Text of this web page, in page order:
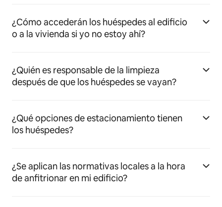
¿Cómo accederán los huéspedes al edificio
o a la vivienda si yo no estoy ahí?
¿Quién es responsable de la limpieza
después de que los huéspedes se vayan?
¿Qué opciones de estacionamiento tienen
los huéspedes?
¿Se aplican las normativas locales a la hora
de anfitrionar en mi edificio?